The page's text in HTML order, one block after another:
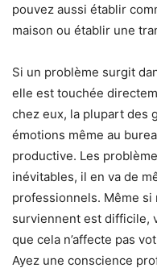
pouvez aussi établir
maison ou établir une
Si un problème surgit
elle est touchée
chez eux, la plupart des
émotions même au
productive. Les
inévitables, il en va de
professionnels. Même si
surviennent est difficile,
que cela n’affecte pas
Ayez une conscience